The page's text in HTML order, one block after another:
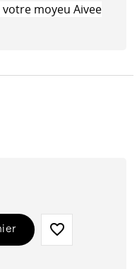
moyeu Aivee
favorite_border